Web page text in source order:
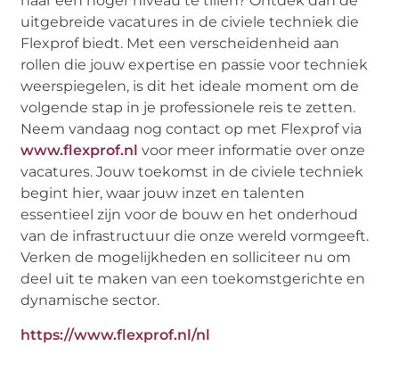
uitgebreide vacatures in de civiele techniek die
Flexprof biedt. Met een verscheidenheid aan
rollen die jouw expertise en passie voor techniek
weerspiegelen, is dit het ideale moment om de
volgende stap in je professionele reis te zetten.
Neem vandaag nog contact op met Flexprof via
www.flexprof.nl voor meer informatie over onze
vacatures. Jouw toekomst in de civiele techniek
begint hier, waar jouw inzet en talenten
essentieel zijn voor de bouw en het onderhoud
van de infrastructuur die onze wereld vormgeeft.
Verken de mogelijkheden en solliciteer nu om
deel uit te maken van een toekomstgerichte en
dynamische sector.
https://www.flexprof.nl/nl